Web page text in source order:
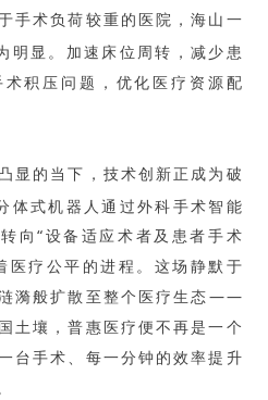
手术负荷较重的医院，海山一
明显。加速床位周转，减少患
积压问题，优化医疗资源配
显的当下，技术创新正成为破
体式机器人通过外科手术智能
向“设备适应术者及患者手术
医疗公平的进程。这场静默于
漪般扩散至整个医疗生态——
土壤，普惠医疗便不再是一个
台手术、每一分钟的效率提升